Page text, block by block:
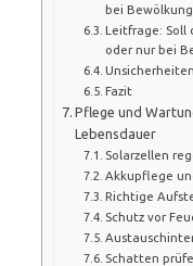
bei
Leitfrage: Soll
oder nur bei
Fazit
Pflege und
Lebensdauer
Solarzellen
Akkupflege
Richtige
Schutz vor
Schatten